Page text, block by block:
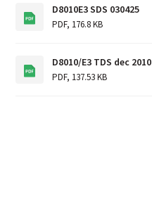
D8010E3 SDS 030425
PDF, 176.8 KB
D8010/E3 TDS dec 2010
PDF, 137.53 KB